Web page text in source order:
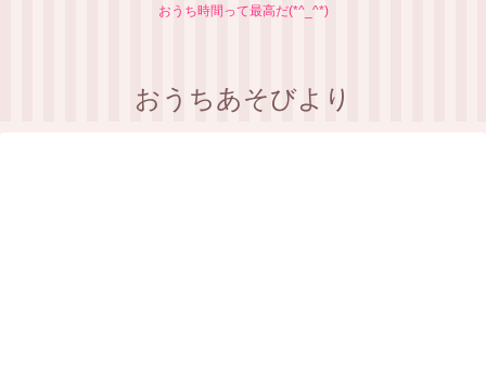
おうち時間って最高だ(*^_^*)
おうちあそびより